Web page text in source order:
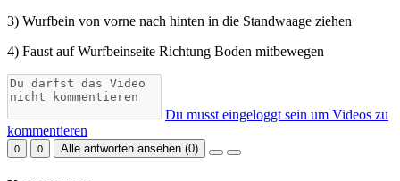
3) Wurfbein von vorne nach hinten in die Standwaage ziehen
4) Faust auf Wurfbeinseite Richtung Boden mitbewegen
Du musst eingeloggt sein um Videos zu
kommentieren
0 0 Alle antworten ansehen (0)